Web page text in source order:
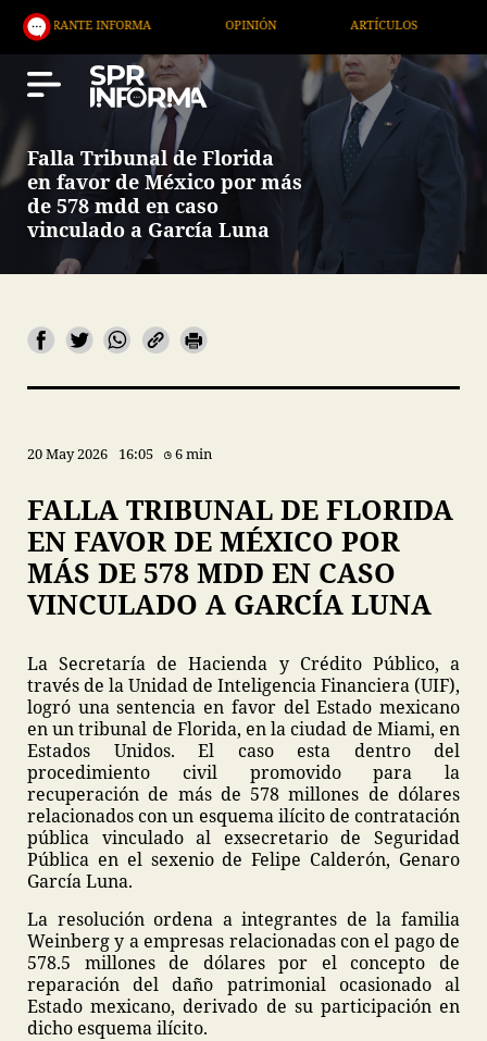
INFORMA OPINIÓN ARTÍCULOS ARTE /
Falla Tribunal de Florida
en favor de México por más
de 578 mdd en caso
vinculado a García Luna
20 May 2026 16:05 6 min
FALLA TRIBUNAL DE FLORIDA
EN FAVOR DE MÉXICO POR
MÁS DE 578 MDD EN CASO
VINCULADO A GARCÍA LUNA
La Secretaría de Hacienda y Crédito Público, a
través de la Unidad de Inteligencia Financiera (UIF),
logró una sentencia en favor del Estado mexicano
en un tribunal de Florida, en la ciudad de Miami, en
Estados Unidos. El caso esta dentro del
procedimiento civil promovido para la
recuperación de más de 578 millones de dólares
relacionados con un esquema ilícito de contratación
pública vinculado al exsecretario de Seguridad
Pública en el sexenio de Felipe Calderón, Genaro
García Luna.
La resolución ordena a integrantes de la familia
Weinberg y a empresas relacionadas con el pago de
578.5 millones de dólares por el concepto de
reparación del daño patrimonial ocasionado al
Estado mexicano, derivado de su participación en
dicho esquema ilícito.